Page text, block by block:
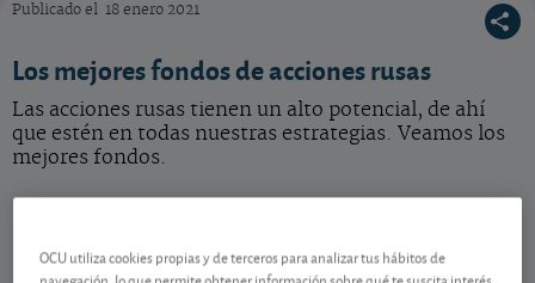
Las acciones rusas son una apuesta con elevado riesgo, pero su bolsa tiene un
Publicado el 18 enero 2021
Los mejores fondos de acciones rusas
Las acciones rusas tienen un alto potencial, de ahí
que estén en todas nuestras estrategias. Veamos los
mejores fondos.
El desplome que vivieron las acciones rusas con la
OCU utiliza cookies propias y de terceros para analizar tus hábitos de